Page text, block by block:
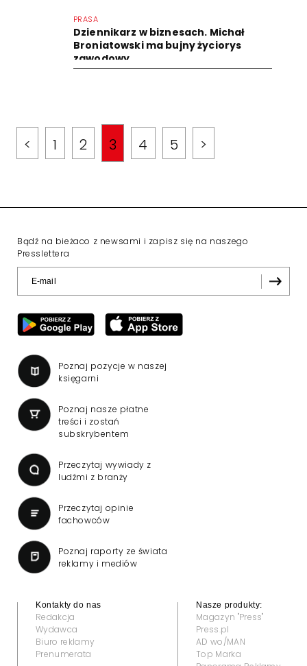
PRASA
Dziennikarz w biznesach. Michał
Broniatowski ma bujny życiorys
zawodowy
< 1 2 3 4 5 >
Bądź na bieżaco z newsami i zapisz się na naszego
Presslettera
Poznaj pozycje w naszej
księgarni
Poznaj nasze płatne
treści i zostań
subskrybentem
Przeczytaj wywiady z
ludźmi z branży
Przeczytaj opinie
fachowców
Poznaj raporty ze świata
reklamy i mediów
Kontakty do nas
Redakcja
Wydawca
Biuro reklamy
Prenumerata
Nasze produkty:
Magazyn "Press"
Press.pl
AD wo/MAN
Top Marka